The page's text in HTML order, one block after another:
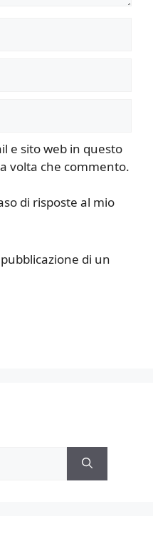
e sito web in questo
volta che commento.
di risposte al mio
di un